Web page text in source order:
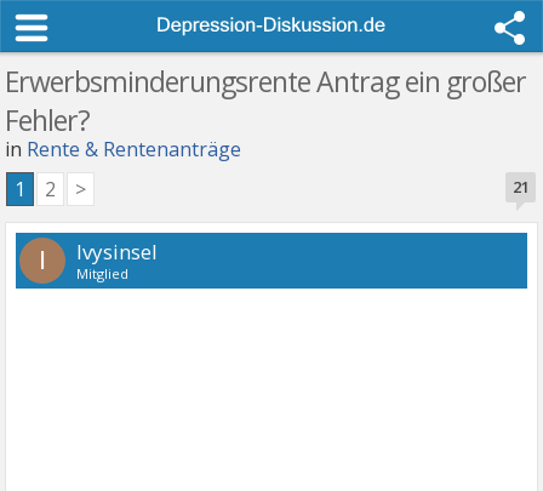
Erwerbsminderungsrente Antrag ein großer
Fehler?
in Rente & Rentenanträge
21
1 2 >
I Ivysinsel
Mitglied